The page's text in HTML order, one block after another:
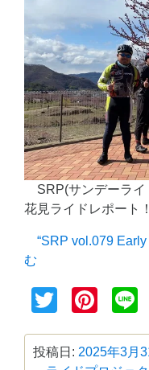
SRP(サンデーラ
花見ライドレポート！
“SRP vol.079
む
Twitter
投稿日: 2025年3月